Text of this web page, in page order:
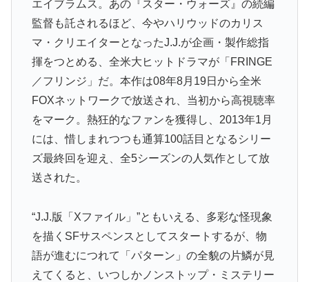
エイブラムス。あの『スター・ウォーズ』の続編
監督も託されるほど、今やハリウッドのカリス
マ・クリエイターとなったJ.J.が企画・製作総指
揮をつとめる、全米大ヒットドラマが「FRINGE
／フリンジ」だ。本作は08年8月19日から全米
FOXネットワークで放送され、当初から高視聴率
をマーク。熱狂的なファンを獲得し、2013年1月
には、惜しまれつつも通算100話目となるシリー
ズ最終回を迎え、全5シーズンの人気作として放
送された。
“J.J.版「Xファイル」”ともいえる、多彩な怪現象
を描くSFサスペンスとしてスタートするが、物
語が進むにつれて「パターン」の全貌の片鱗が見
えてくると、いつしかノンストップ・ミステリー